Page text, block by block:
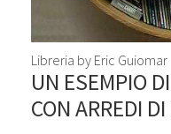
Libreria by Eric Guiomar
UN ESEMPIO
CON ARREDI